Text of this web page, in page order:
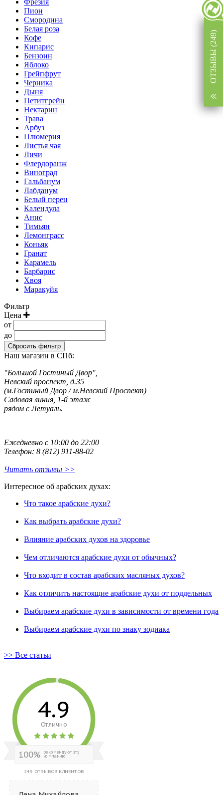
Пион
Смородина
Белая роза
Кофе
Кипарис
Бензоин
Яблоко
Грейпфрут
Черника
Дыня
Петитгрейн
Нектарин
Трава
Арбуз
Плюмерия
Листья чая
Личи
Флердоранж
Виноград
Гальбанум
Лабданум
Белый перец
Календула
Анис
Тимьян
Лемонграсс
Коньяк
Гранат
Карамель
Барбарис
Хвоя
Маракуйя
Фильтр
Цена
от
до
Сбросить фильтр
Наш магазин в СПб:
"Большой Гостиный Двор",
Невский проспект, д.35
(м.Гостиный Двор / м.Невский Проспект)
Садовая линия, 1-й этаж
рядом с Летуаль.
Ежедневно с 10:00 до 22:00
Телефон: 8 (812) 911-88-02
Читать отзывы >>
Интересное об арабских духах:
Что такое арабские духи?
Как выбрать арабские духи?
Влияние арабских духов на здоровье
Чем отличаются арабские духи от обычных?
Что входит в состав арабских масляных духов?
Как отличить настоящие арабские духи от поддельных
Выбираем арабские духи в зависимости от времени года
Выбираем арабские духи по знаку зодиака
>> Все статьи
4.9
Отлично
100% рекомендуют эту
компанию
249 ОТЗЫВОВ КЛИЕНТОВ
ОТЗЫВЫ (249)